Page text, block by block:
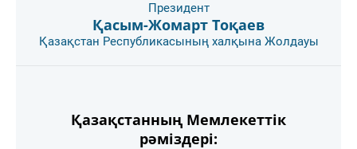
Президент
Қасым-Жомарт Тоқаев
Қазақстан Республикасының халқына Жолдауы
Қазақстанның Мемлекеттік
рәміздері: